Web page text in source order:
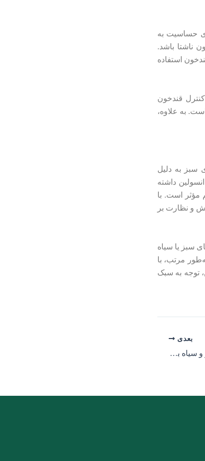
حساسیت به
ناشتا باشد.
استفاده
قندخون
به علاوه،
سبز به دلیل
داشته
مؤثر است. با
و نظارت بر
دیابت نوع ۲ هستند، اضافه کردن ۲-۳ فنجان چای سبز یا سیاه
مرتب، با
توجه به سبک
بعدی
تاثیرات شگفت‌انگیز چای سبز و سیاه بر سلامت مغز و حافظه